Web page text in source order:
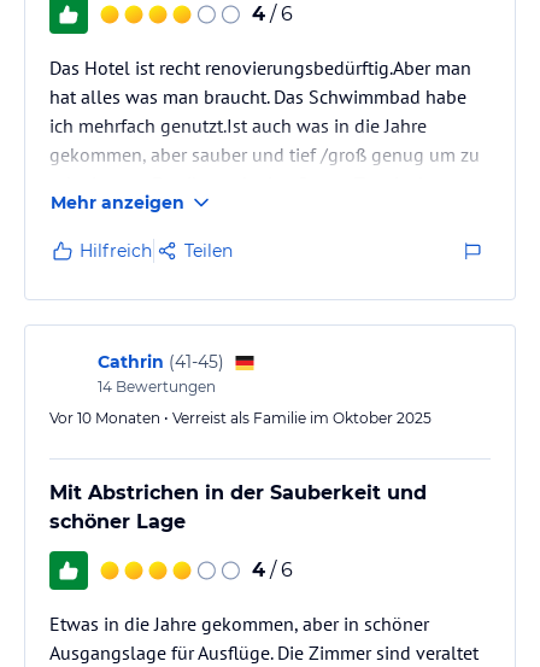
4 / 6
Das Hotel ist recht renovierungsbedürftig.Aber man
hat alles was man braucht. Das Schwimmbad habe
ich mehrfach genutzt.Ist auch was in die Jahre
gekommen, aber sauber und tief /groß genug um zu
,Golfplatz und einen Squash Platz.Wir hatten ein
Apartment das ebenfalls renovierungsbedürftig
war.Aber es war auch alles vorhanden was man
braucht.Das verstopfte Waschbecken und das Licht im
Schlafzimmer wurde direkt am nächsten Tag repariert.
Das Personal ist sehr freundlich…
Mehr anzeigen
Hilfreich Teilen
Cathrin (41-45)
14 Bewertungen
Vor 10 Monaten • Verreist als Familie im Oktober 2025
Mit Abstrichen in der Sauberkeit und
schöner Lage
4 / 6
Etwas in die Jahre gekommen, aber in schöner
Ausgangslage für Ausflüge. Die Zimmer sind veraltet